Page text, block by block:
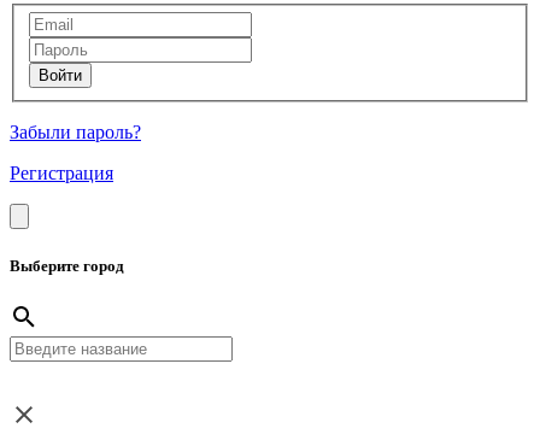
Забыли пароль?
Регистрация
Выберите город